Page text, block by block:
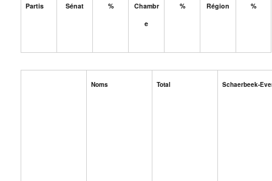
Partis Sénat %
Chambr
e
% Région %
Noms Total Schaerbeek-